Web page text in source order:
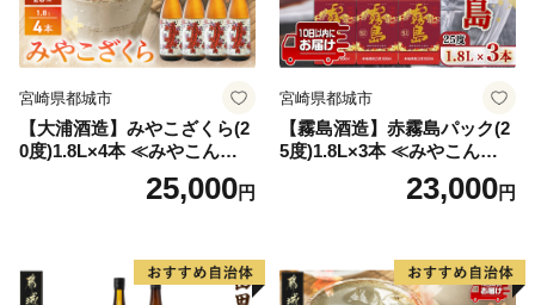
宮崎県都城市
【大浦酒造】みやこざくら(2
0度)1.8L×4本 ≪みやこんじょ
特急便≫_AD-077125,000円
宮崎県都城市
【霧島酒造】赤霧島パック(2
5度)1.8L×3本 ≪みやこんじょ
特急便≫_23-07-K03P-1800-3
23,000円